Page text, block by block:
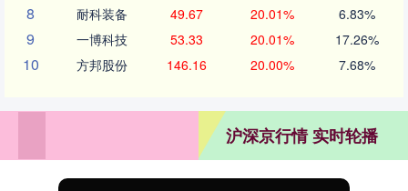
8 耐科装备 49.67 20.01% 6.83%
9 一博科技 53.33 20.01% 17.26%
10 方邦股份 146.16 20.00% 7.68%
沪深京行情 实时轮播